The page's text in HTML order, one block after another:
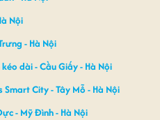
Nội
- Hà Nội
dài - Cầu Giấy - Hà Nội
City - Tây Mỗ - Hà Nội
- Mỹ Đình - Hà Nội